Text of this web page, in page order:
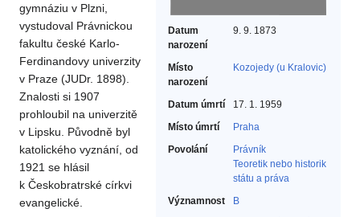
Datum
narození
9. 9. 1873
Místo
narození
Kozojedy (u Kralovic)
Datum úmrtí
17. 1. 1959
Místo úmrtí
Praha
Povolání
Právník‎
Teoretik nebo historik
státu a práva‎
Významnost
B
gymnáziu v Plzni,
vystudoval Právnickou
fakultu české Karlo-
Ferdinandovy univerzity
v Praze (JUDr. 1898).
Znalosti si 1907
prohloubil na univerzitě
v Lipsku. Původně byl
katolického vyznání, od
1921 se hlásil
k Českobratrské církvi
evangelické.